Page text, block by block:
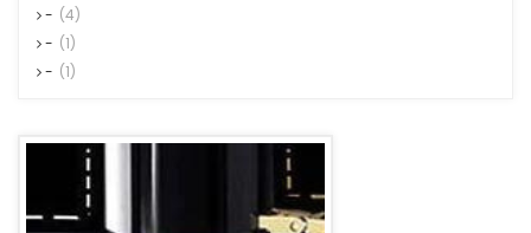
- (4)
- (1)
- (1)